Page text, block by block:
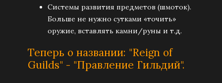
Системы развития предметов (шмоток).
Больше не нужно сутками «точить»
оружие, вставлять камни/руны и т.д.
Теперь о названии: "Reign of
Guilds" - "Правление Гильдий".